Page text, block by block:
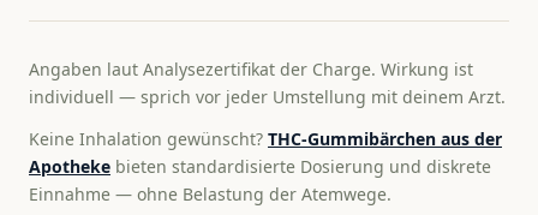
Angaben laut Analysezertifikat der Charge. Wirkung ist
individuell — sprich vor jeder Umstellung mit deinem Arzt.
Keine Inhalation gewünscht? THC-Gummibärchen aus der
Apotheke bieten standardisierte Dosierung und diskrete
Einnahme — ohne Belastung der Atemwege.